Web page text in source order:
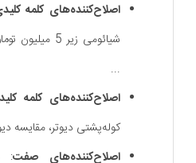
اصلاح‌کننده‌های کلمه
...
اصلاح‌کننده‌های کلمه
کوله‌پشتی دیوتر، مقایسه
اصلاح‌کننده‌های صفت: